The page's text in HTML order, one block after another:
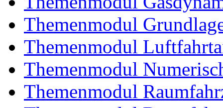
Themenmodul
Themenmodul
Themenmodul
Themenmodul